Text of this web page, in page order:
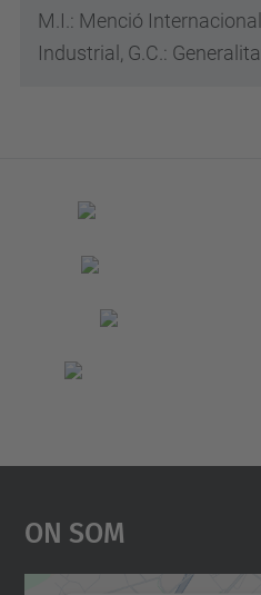
M.I.: Menció
Industrial, G.C.:
On Som